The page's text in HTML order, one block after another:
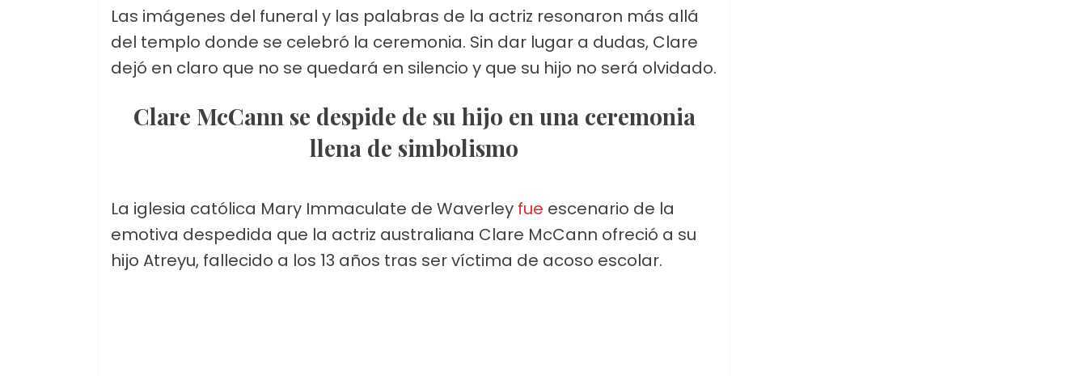
Las imágenes del funeral y las palabras de la actriz resonaron más allá
del templo donde se celebró la ceremonia. Sin dar lugar a dudas, Clare
dejó en claro que no se quedará en silencio y que su hijo no será olvidado.
Clare McCann se despide de su hijo en una ceremonia
llena de simbolismo
La iglesia católica Mary Immaculate de Waverley fue escenario de la
emotiva despedida que la actriz australiana Clare McCann ofreció a su
hijo Atreyu, fallecido a los 13 años tras ser víctima de acoso escolar.